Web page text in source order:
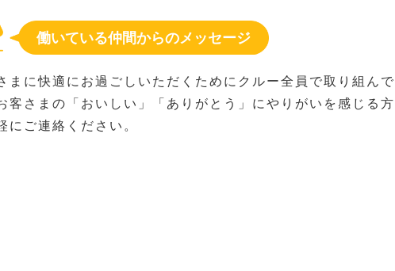
働いている仲間からのメッセージ
まに快適にお過ごしいただくためにクルー全員で取り組んで
客さまの「おいしい」「ありがとう」にやりがいを感じる
にご連絡ください。